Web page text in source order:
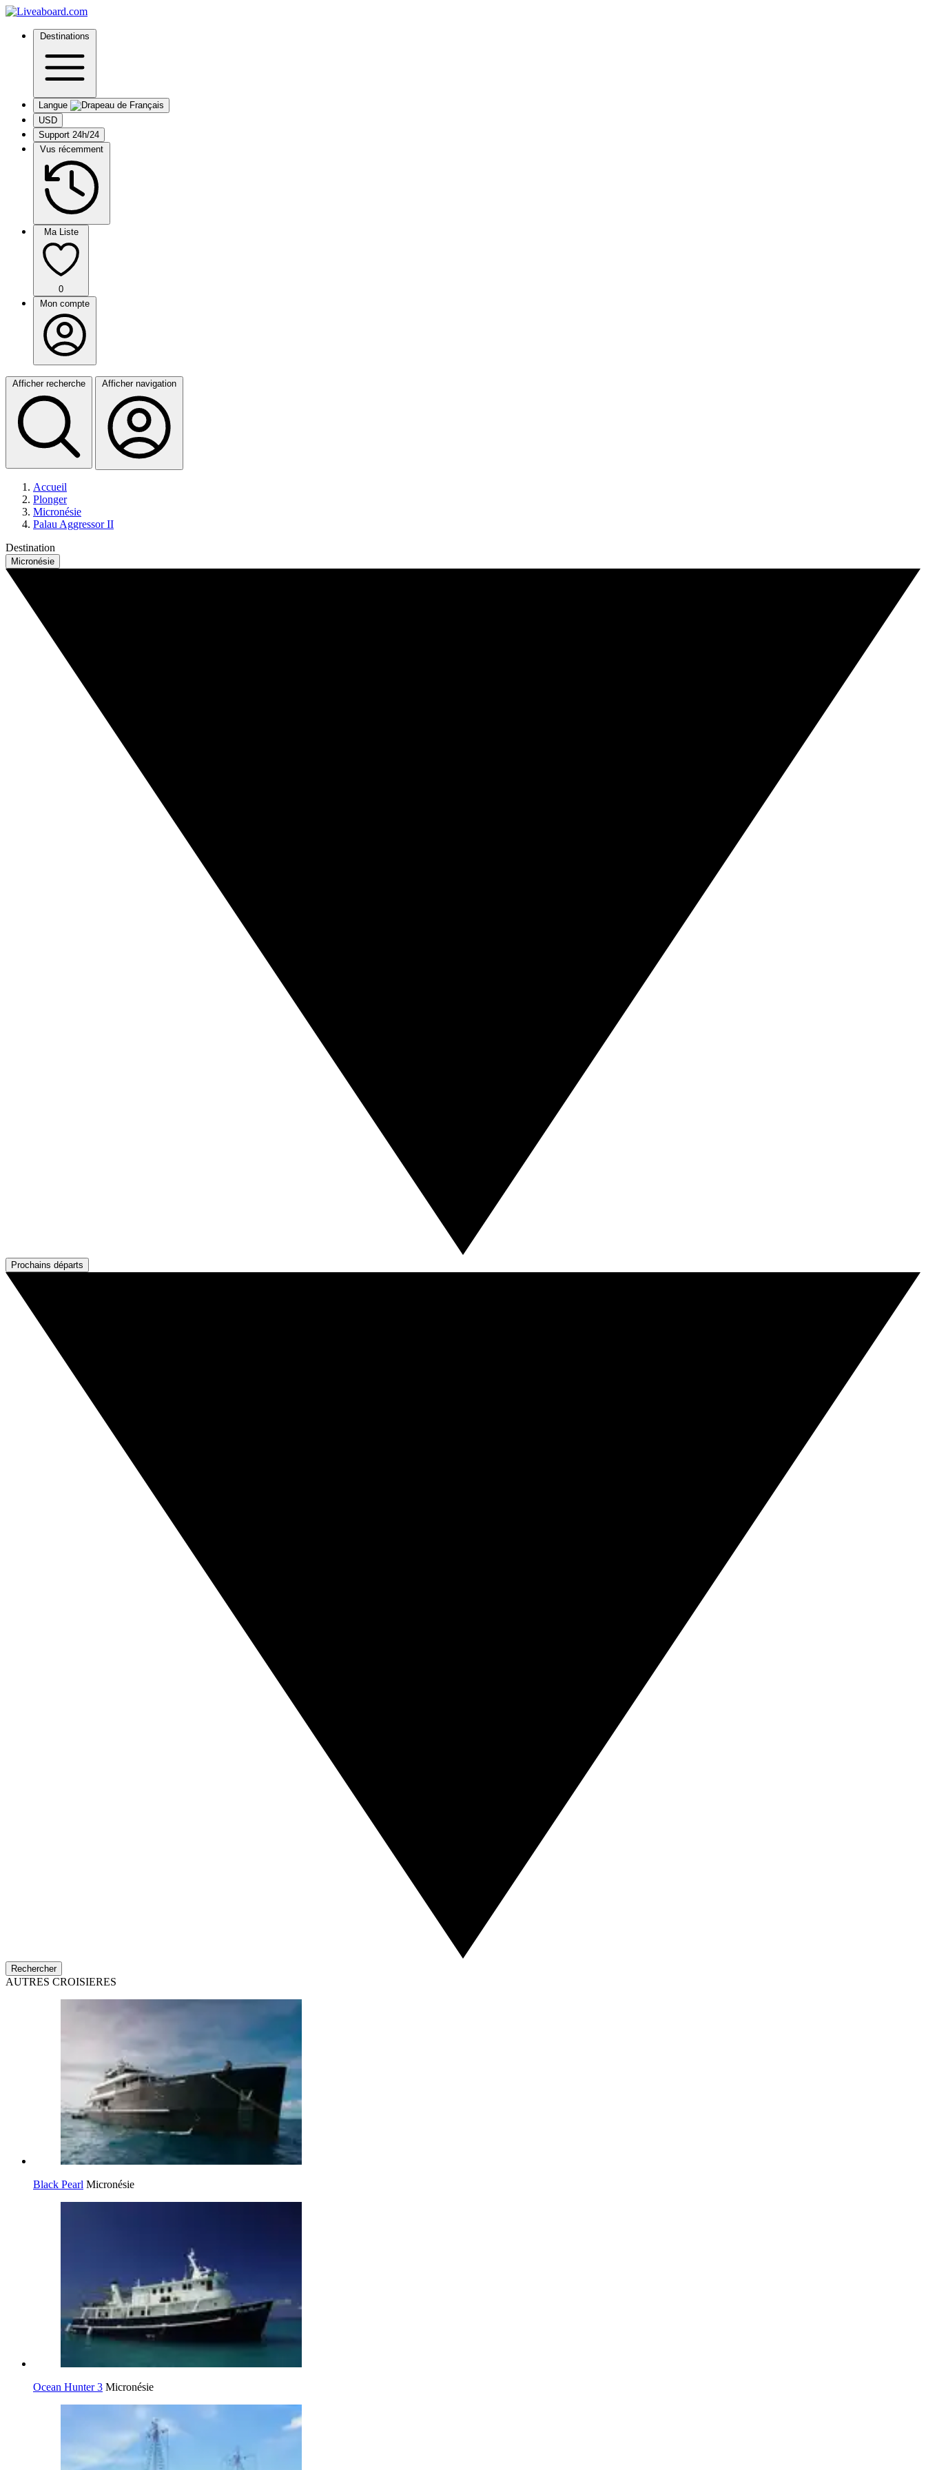
Destinations
Langue
USD
Support 24h/24
Vus récemment
Ma Liste
0
Mon compte
Afficher recherche Afficher navigation
Accueil
Plonger
Micronésie
Palau Aggressor II
Destination
Micronésie
Prochains départs
Rechercher
AUTRES CROISIERES
Black Pearl Micronésie
Ocean Hunter 3 Micronésie